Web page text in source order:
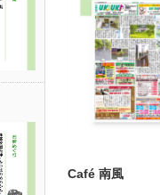
Café 南風